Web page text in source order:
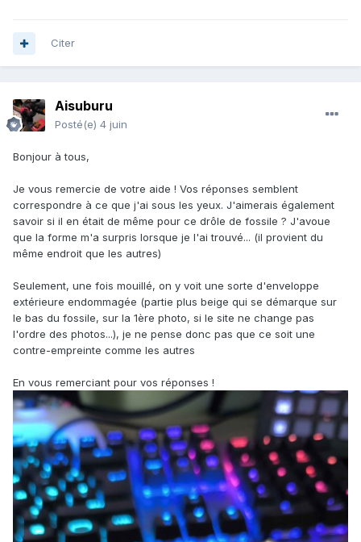
Citer
Aisuburu
Posté(e) 4 juin
Bonjour à tous,
Je vous remercie de votre aide ! Vos réponses semblent
correspondre à ce que j'ai sous les yeux. J'aimerais également
savoir si il en était de même pour ce drôle de fossile ? J'avoue
que la forme m'a surpris lorsque je l'ai trouvé... (il provient du
même endroit que les autres)
Seulement, une fois mouillé, on y voit une sorte d'enveloppe
extérieure endommagée (partie plus beige qui se démarque sur
le bas du fossile, sur la 1ère photo, si le site ne change pas
l'ordre des photos...), je ne pense donc pas que ce soit une
contre-empreinte comme les autres
En vous remerciant pour vos réponses !